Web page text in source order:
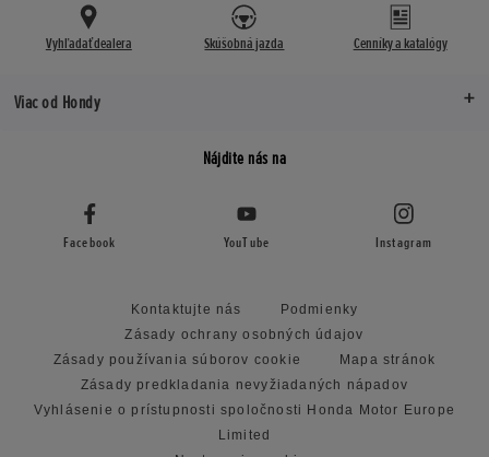
Vyhľadať dealera Skúšobná jazda Cenníky a katalógy
Viac od Hondy
Nájdite nás na
Facebook YouTube Instagram
Kontaktujte nás
Podmienky
Zásady ochrany osobných údajov
Zásady používania súborov cookie
Mapa stránok
Zásady predkladania nevyžiadaných nápadov
Vyhlásenie o prístupnosti spoločnosti Honda Motor Europe
Limited